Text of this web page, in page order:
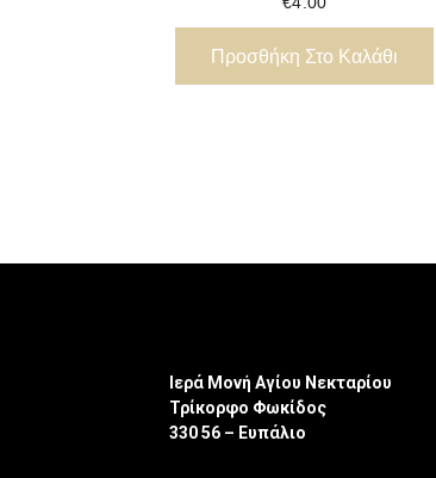
Προσθήκη Στο Καλάθι
Ιερά Μονή Αγίου Νεκταρίου
Τρίκορφο Φωκίδος
330 56 – Ευπάλιο